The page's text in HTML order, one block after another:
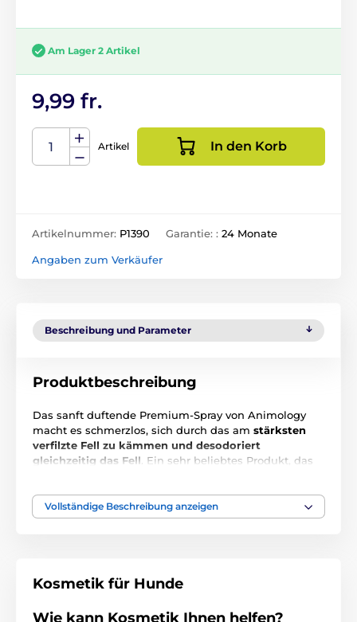
Am Lager 2 Artikel
9,99 fr.
Artikel In den Korb
Artikelnummer: P1390 Garantie: : 24 Monate
Angaben zum Verkäufer
Beschreibung und Parameter
Produktbeschreibung
Das sanft duftende Premium-Spray von Animology
macht es schmerzlos, sich durch das am stärksten
verfilzte Fell zu kämmen und desodoriert
gleichzeitig das Fell . Ein sehr beliebtes Produkt, das
Fellfarbe einen hohen Glanz, ist gepflegt und duftet
zart. Das Spray ist für jeden Felltyp geeignet.
Inhaltsstoffe: Aqua, Propylenglykol, Glycerin,
Vollständige Beschreibung anzeigen
Kosmetik für Hunde
Wie kann Kosmetik Ihnen helfen?